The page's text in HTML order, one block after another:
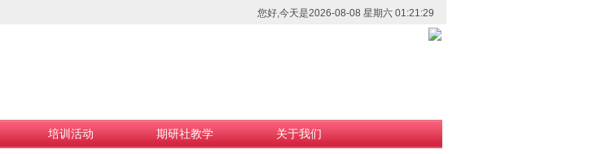
您好,今天是2026-08-08 星期六 01:21:29
培训活动 期研社教学 关于我们